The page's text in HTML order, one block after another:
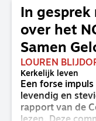
In
over het
Samen
LOUREN
Kerkelijk leven
Een forse
levendig en
rapport van de